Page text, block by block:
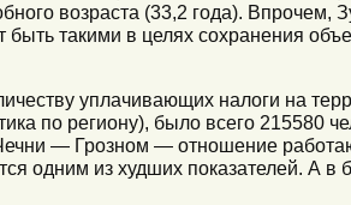
возраста (33,2 года). Впрочем,
быть такими в целях сохранения
уплачивающих налоги на
по региону), было всего 215580
— Грозном — отношение
одним из худших показателей. А